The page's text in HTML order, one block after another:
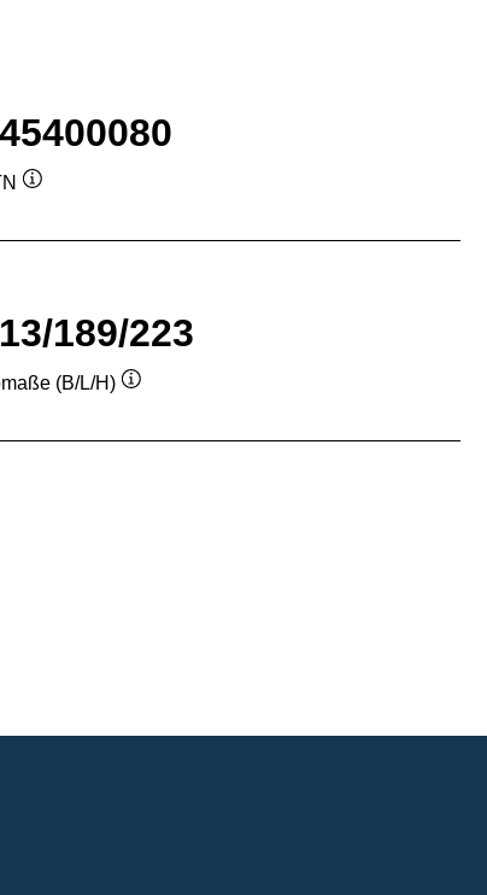
189/223
(B/L/H)